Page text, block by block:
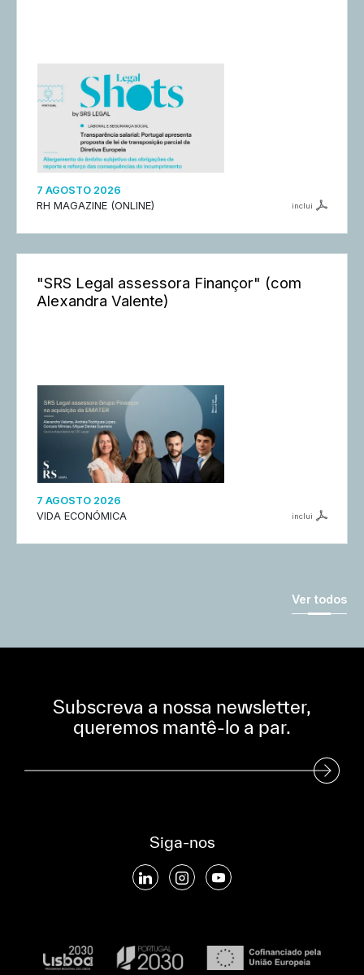
7 AGOSTO 2026
RH MAGAZINE (ONLINE)
inclui
"SRS Legal assessora Finançor" (com
Alexandra Valente)
7 AGOSTO 2026
VIDA ECONÓMICA
inclui
Ver todos
Subscreva a nossa newsletter,
queremos mantê-lo a par.
Subscreva a nossa Newsletter
Siga-nos